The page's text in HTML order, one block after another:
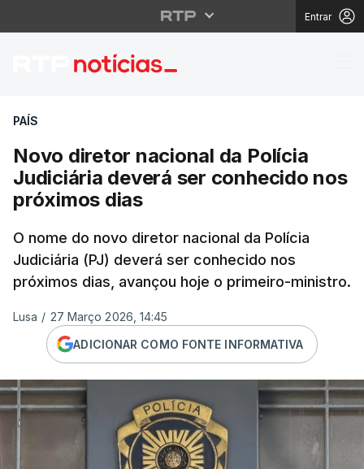
Entrar
Novo diretor nacional
PAÍS
Novo diretor nacional da Polícia
Judiciária deverá ser conhecido nos
próximos dias
O nome do novo diretor nacional da Polícia
Judiciária (PJ) deverá ser conhecido nos
próximos dias, avançou hoje o primeiro-ministro.
Lusa / 27 Março 2026, 14:45
ADICIONAR COMO FONTE INFORMATIVA